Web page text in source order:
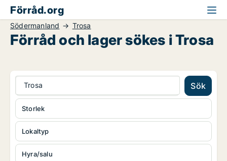
Förråd.org
Södermanland Trosa
Förråd och lager sökes i Trosa
Trosa Sök
Lokaltyp
Hyra/salu
Storlek